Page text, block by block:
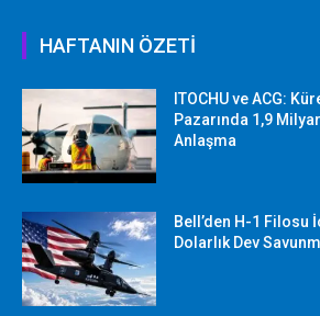
HAFTANIN ÖZETİ
ITOCHU ve ACG:
Pazarında 1,9
Anlaşma
Bell’den H-1 Filosu
Dolarlık Dev